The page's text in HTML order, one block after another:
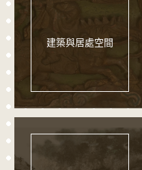
建築與居處空間